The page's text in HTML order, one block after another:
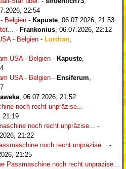
22:54
Belgien - Kapuste, 06.07.2026, 21:53
- Frankonius, 06.07.2026, 22:12
- Belgien - Lordran,
USA - Belgien - Kapuste,
USA - Belgien - Ensiferum,
, 06.07.2026, 21:52
noch recht unpräzise... -
21:19
noch recht unpräzise... -
21:22
noch recht unpräzise... -
21:25
Passmaschine noch recht unpräzise...